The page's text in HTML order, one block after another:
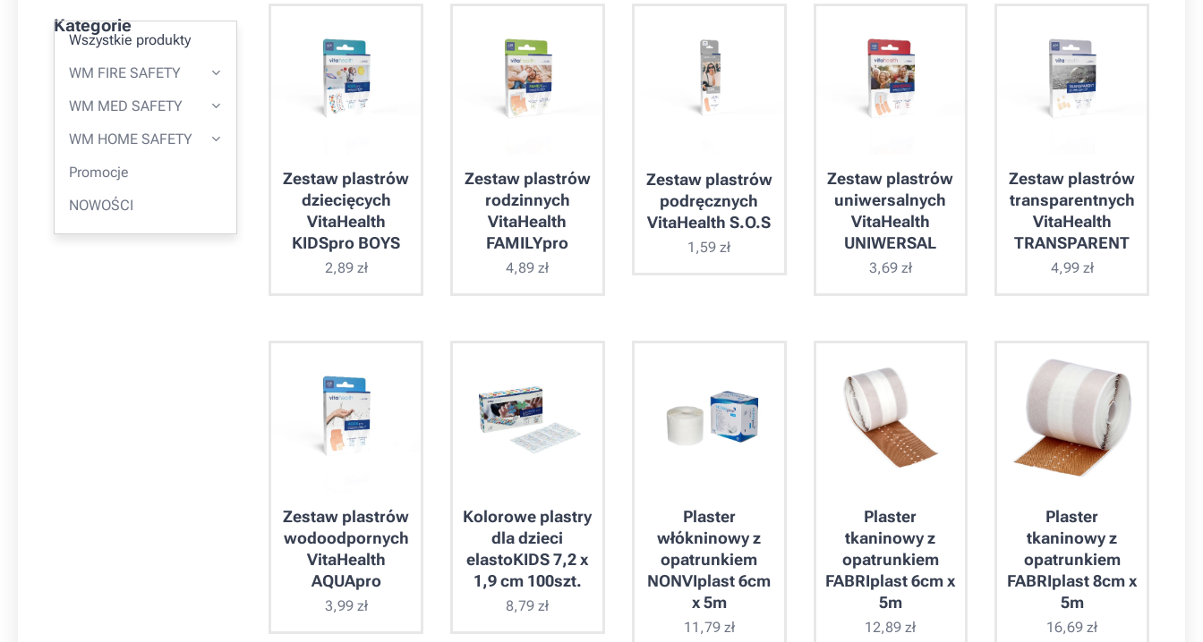
Kategorie
Wszystkie produkty
WM FIRE SAFETY
WM MED SAFETY
WM HOME SAFETY
Promocje
NOWOŚCI
Zestaw plastrów
dziecięcych
VitaHealth
KIDSpro BOYS
2,89zł
Zestaw plastrów
rodzinnych
VitaHealth
FAMILYpro
4,89 zł
Zestaw plastrów
podręcznych
VitaHealth S.O.S
1,59 zł
Zestaw plastrów
uniwersalnych
VitaHealth
UNIWERSAL
3,69zł
Zestaw plastrów
transparentnych
VitaHealth
TRANSPARENT
4,99zł
Zestaw plastrów
wodoodpornych
VitaHealth
AQUApro
3,99zł
Kolorowe plastry
dla dzieci
elastoKIDS 7,2 x
1,9 cm 100szt.
8,79 zł
Plaster
włókninowy z
opatrunkiem
NONVIplast 6cm
x 5m
11,79zł
Plaster
tkaninowy z
opatrunkiem
FABRIplast 6cm x
5m
12,89 zł
Plaster
tkaninowy z
opatrunkiem
FABRIplast 8cm x
5m
16,69 zł